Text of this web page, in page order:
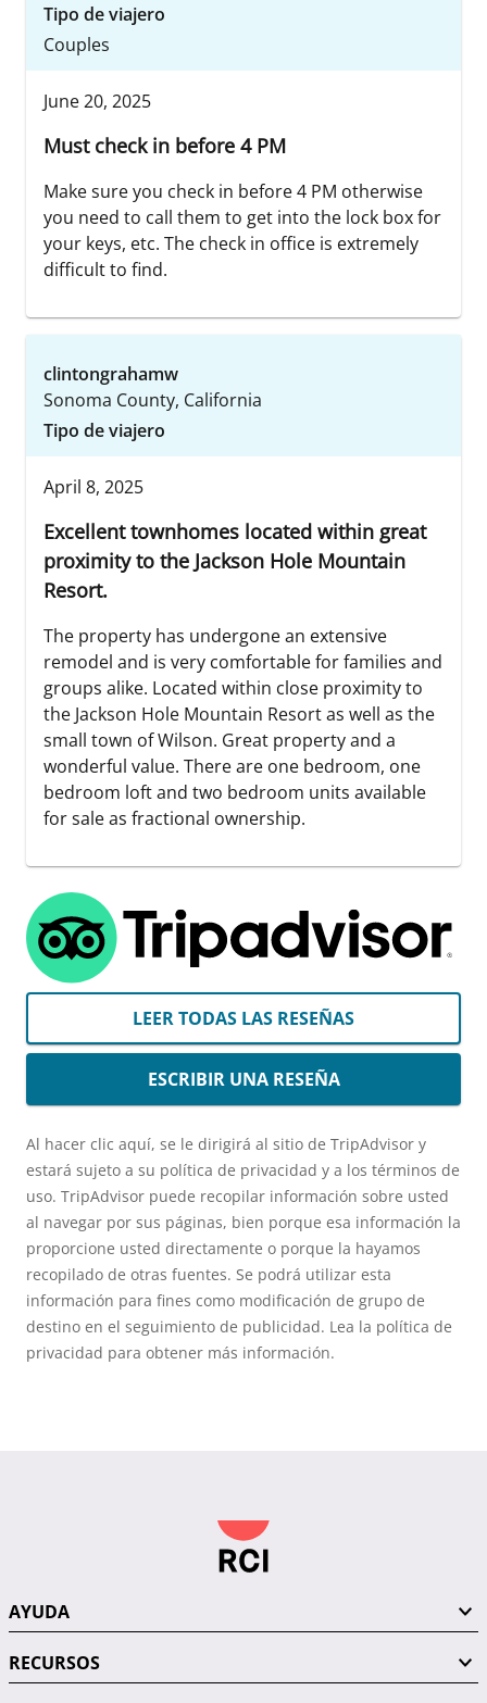
Tipo de viajero
Couples
June 20, 2025
Must check in before 4 PM
Make sure you check in before 4 PM otherwise
you need to call them to get into the lock box for
your keys, etc. The check in office is extremely
difficult to find.
clintongrahamw
Sonoma County, California
Tipo de viajero
April 8, 2025
Excellent townhomes located within great
proximity to the Jackson Hole Mountain
Resort.
The property has undergone an extensive
remodel and is very comfortable for families and
groups alike. Located within close proximity to
the Jackson Hole Mountain Resort as well as the
small town of Wilson. Great property and a
wonderful value. There are one bedroom, one
bedroom loft and two bedroom units available
for sale as fractional ownership.
LEER TODAS LAS RESEÑAS
ESCRIBIR UNA RESEÑA
Al hacer clic aquí, se le dirigirá al sitio de TripAdvisor y
estará sujeto a su política de privacidad y a los términos de
uso. TripAdvisor puede recopilar información sobre usted
al navegar por sus páginas, bien porque esa información la
proporcione usted directamente o porque la hayamos
recopilado de otras fuentes. Se podrá utilizar esta
información para fines como modificación de grupo de
destino en el seguimiento de publicidad. Lea la política de
privacidad para obtener más información.
AYUDA
RECURSOS